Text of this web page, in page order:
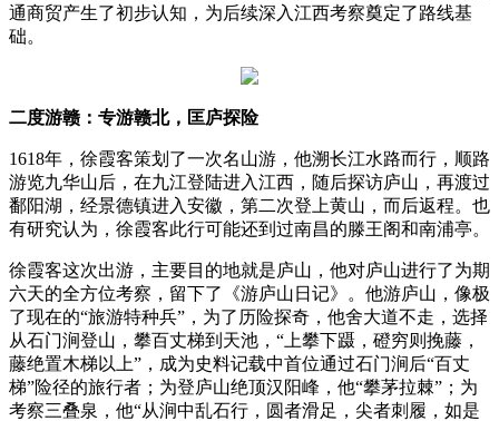
通商贸产生了初步认知，为后续深入江西考察奠定了路线基
础。
二度游赣：专游赣北，匡庐探险
1618年，徐霞客策划了一次名山游，他溯长江水路而行，顺路
游览九华山后，在九江登陆进入江西，随后探访庐山，再渡过
鄱阳湖，经景德镇进入安徽，第二次登上黄山，而后返程。也
有研究认为，徐霞客此行可能还到过南昌的滕王阁和南浦亭。
徐霞客这次出游，主要目的地就是庐山，他对庐山进行了为期
六天的全方位考察，留下了《游庐山日记》。他游庐山，像极
了现在的“旅游特种兵”，为了历险探奇，他舍大道不走，选择
从石门涧登山，攀百丈梯到天池，“上攀下蹑，磴穷则挽藤，
藤绝置木梯以上”，成为史料记载中首位通过石门涧后“百丈
梯”险径的旅行者；为登庐山绝顶汉阳峰，他“攀茅拉棘”；为
考察三叠泉，他“从涧中乱石行，圆者滑足，尖者刺履，如是